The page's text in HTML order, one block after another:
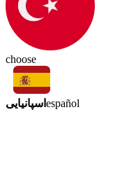
choose
اسپانیایی español